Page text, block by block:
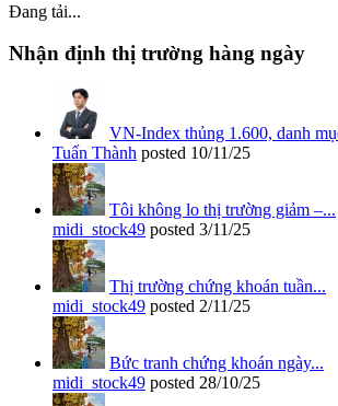
Đang tải...
Nhận định thị trường hàng ngày
VN-Index thủng 1.600, danh
Tuấn Thành posted 10/11/25
Tôi không lo thị trường giảm –...
midi_stock49 posted 3/11/25
Thị trường chứng khoán tuần...
midi_stock49 posted 2/11/25
Bức tranh chứng khoán ngày...
midi_stock49 posted 28/10/25